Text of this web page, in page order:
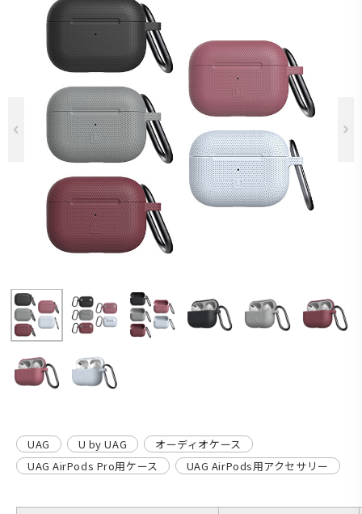
Previous
UAG U by UAG
オーディオケース
UAG AirPods Pro用ケース
UAG AirPods用アクセサリー